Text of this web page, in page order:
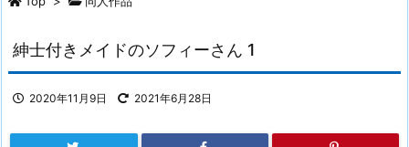
紳士付きメイドのソフィーさん 1
2020年11月9日 2021年6月28日